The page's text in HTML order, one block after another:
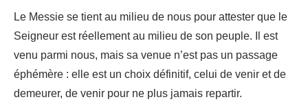
Le Messie se tient au milieu de nous pour attester que le
Seigneur est réellement au milieu de son peuple. Il est
venu parmi nous, mais sa venue n’est pas un passage
éphémère : elle est un choix définitif, celui de venir et de
demeurer, de venir pour ne plus jamais repartir.